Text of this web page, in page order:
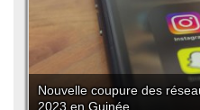
Nouvelle coupure des
2023 en Guinée